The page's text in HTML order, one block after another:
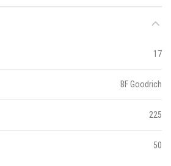
17
BF Goodrich
225
50